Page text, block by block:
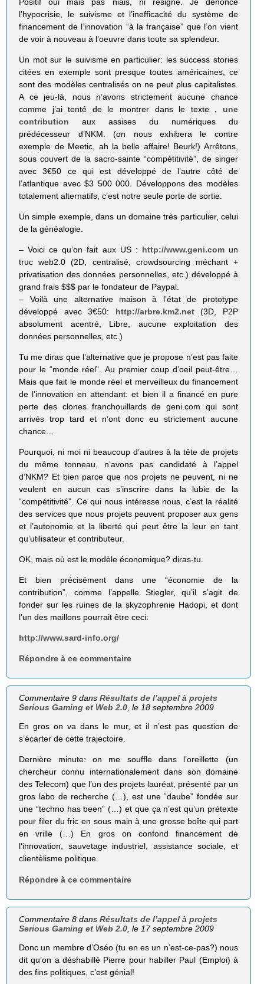
l’hypocrisie, le suivisme et l’inefficacité du système de
financement de l’innovation “à la française” que l’on vient
de voir à nouveau à l’oeuvre dans toute sa splendeur.
Un mot sur le suivisme en particulier: les success stories
citées en exemple sont presque toutes américaines, ce
sont des modèles centralisés on ne peut plus capitalistes.
A ce jeu-là, nous n’avons strictement aucune chance
comme j’ai tenté de le montrer dans le texte , une
contribution aux assises du numériques du
prédécesseur d’NKM. (on nous exhibera le contre
exemple de Meetic, ah la belle affaire! Beurk!) Arrêtons,
sous couvert de la sacro-sainte “compétitivité”, de singer
avec 3€50 ce qui est développé de l’autre côté de
l’atlantique avec $3 500 000. Développons des modèles
totalement alternatifs, c’est notre seule porte de sortie.
Un simple exemple, dans un domaine très particulier, celui
de la généalogie.
– Voici ce qu’on fait aux US : http://www.geni.comun
truc web2.0 (2D, centralisé, crowdsourcing méchant +
privatisation des données personnelles, etc.) développé à
grand frais $$$ par le fondateur de Paypal.
– Voilà une alternative maison à l’état de prototype
développé avec 3€50: http://arbre.km2.net(3D, P2P
absolument acentré, Libre, aucune exploitation des
données personnelles, etc.)
Tu me diras que l’alternative que je propose n’est pas faite
pour le “monde réel”. Au premier coup d’oeil peut-être…
Mais que fait le monde réel et merveilleux du financement
de l’innovation en attendant: et bien il a financé en pure
perte des clones franchouillards de geni.com qui sont
arrivés trop tard et n’ont donc eu strictement aucune
chance…
Pourquoi, ni moi ni beaucoup d’autres à la tête de projets
du même tonneau, n’avons pas candidaté à l’appel
d’NKM? Et bien parce que nos projets ne peuvent, ni ne
veulent en aucun cas s’inscrire dans la lubie de la
“compétitivité”. Ce qui nous intéresse nous, c’est la réalité
des services que nous projets peuvent proposer aux gens
et l’autonomie et la liberté qui peut être la leur en tant
qu’utilisateur et contributeur.
OK, mais où est le modèle économique? diras-tu.
Et bien précisément dans une “économie de la
contribution”, comme l’appelle Stiegler, qu’il s’agit de
fonder sur les ruines de la skyzophrenie Hadopi, et dont
l’un des maillons pourrait être ceci:
http://www.sard-info.org/
Répondre à ce commentaire
Commentaire 9 dansRésultats de l’appel à projets
Serious Gaming et Web 2.0, le 18 septembre 2009
En gros on va dans le mur, et il n’est pas question de
s’écarter de cette trajectoire.
Dernière minute: on me souffle dans l’oreillette (un
chercheur connu internationalement dans son domaine
des Telecom) que l’un des projets lauréat, présenté par un
gros labo de recherche (…), est une “daube” fondée sur
une “techno has been” (…) et que ça n’est qu’un prétexte
pour filer du fric en sous main à une grosse boîte qui part
en vrille (…) En gros on confond financement de
l’innovation, sauvetage industriel, assistance sociale, et
clientèlisme politique.
Répondre à ce commentaire
Commentaire 8 dansRésultats de l’appel à projets
Serious Gaming et Web 2.0 , le 17 septembre 2009
Donc un membre d’Oséo (tu en es un n’est-ce-pas?) nous
dit qu’on a déshabillé Pierre pour habiller Paul (Emploi) à
des fins politiques, c’est génial!